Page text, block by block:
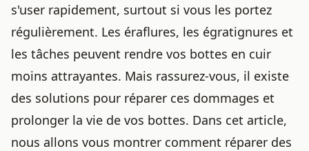
s'user rapidement, surtout si vous les portez
régulièrement. Les éraflures, les égratignures et
les tâches peuvent rendre vos bottes en cuir
moins attrayantes. Mais rassurez-vous, il existe
des solutions pour réparer ces dommages et
prolonger la vie de vos bottes. Dans cet article,
nous allons vous montrer comment réparer des